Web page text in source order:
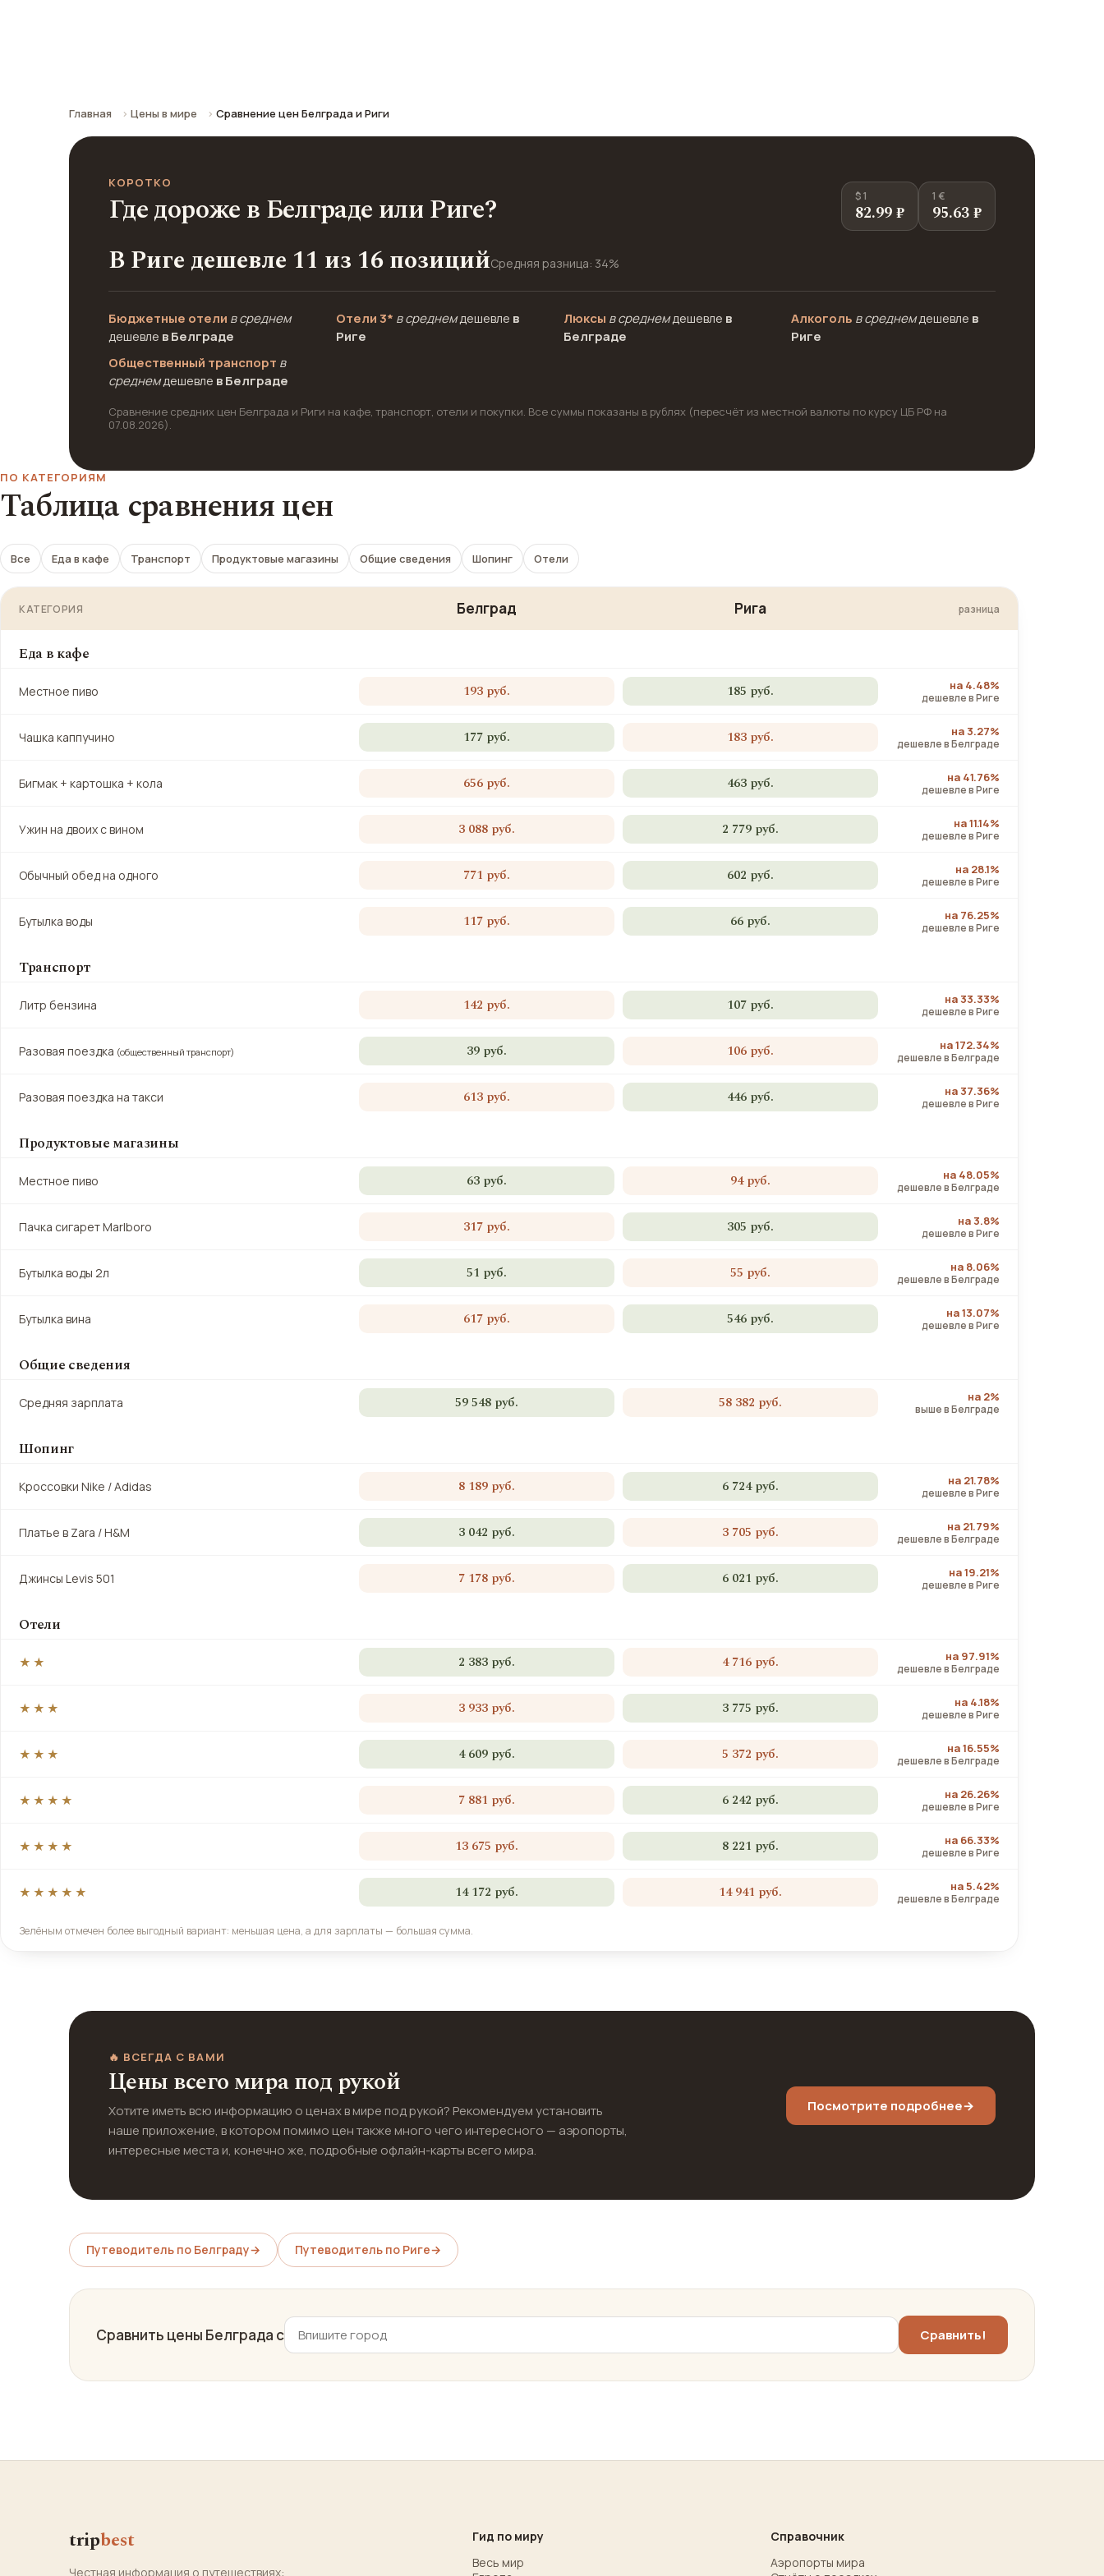
Главная Цены в мире Сравнение цен Белграда и Риги
КОРОТКО
Где дороже в Белграде или Риге? $ 1
82.99 ₽
1 €
95.63 ₽
В Риге дешевле 11 из 16 позицийСредняя разница: 34%
Бюджетные отели в среднем
дешевле в Белграде
Отели 3* в среднемдешевле в
Риге
Люксы в среднемдешевле в
Белграде
Алкоголь в среднемдешевле в
Риге
Общественный транспорт в
среднемдешевле в Белграде
Сравнение средних цен Белграда и Риги на кафе, транспорт, отели и покупки. Все суммы показаны в рублях (пересчёт из местной валюты по курсу ЦБ РФ на
07.08.2026).
ПО КАТЕГОРИЯМ
Таблица сравнения цен
Все Еда в кафе Транспорт Продуктовые магазины Общие сведения Шопинг Отели
КАТЕГОРИЯ Белград Рига разница
Еда в кафе
Местное пиво 193 руб. 185 руб. на 4.48%
дешевле в Риге
Чашка каппучино 177 руб. 183 руб. на 3.27%
дешевле в Белграде
Бигмак + картошка + кола 656 руб. 463 руб. на 41.76%
дешевле в Риге
Ужин на двоих с вином 3 088 руб. 2 779 руб. на 11.14%
дешевле в Риге
Обычный обед на одного 771 руб. 602 руб. на 28.1%
дешевле в Риге
Бутылка воды 117 руб. 66 руб. на 76.25%
дешевле в Риге
Транспорт
Литр бензина 142 руб. 107 руб. на 33.33%
дешевле в Риге
Разовая поездка (общественный транспорт) 39 руб. 106 руб. на 172.34%
дешевле в Белграде
Разовая поездка на такси 613 руб. 446 руб. на 37.36%
дешевле в Риге
Продуктовые магазины
Местное пиво 63 руб. 94 руб. на 48.05%
дешевле в Белграде
Пачка сигарет Marlboro 317 руб. 305 руб. на 3.8%
дешевле в Риге
Бутылка воды 2л 51 руб. 55 руб. на 8.06%
дешевле в Белграде
Бутылка вина 617 руб. 546 руб. на 13.07%
дешевле в Риге
Общие сведения
Средняя зарплата 59 548 руб. 58 382 руб. на 2%
выше в Белграде
Шопинг
Кроссовки Nike / Adidas 8 189 руб. 6 724 руб. на 21.78%
дешевле в Риге
Платье в Zara / H&M 3 042 руб. 3 705 руб. на 21.79%
дешевле в Белграде
Джинсы Levis 501 7 178 руб. 6 021 руб. на 19.21%
дешевле в Риге
Отели
★★ 2 383 руб. 4 716 руб. на 97.91%
дешевле в Белграде
★★★ 3 933 руб. 3 775 руб. на 4.18%
дешевле в Риге
★★★ 4 609 руб. 5 372 руб. на 16.55%
дешевле в Белграде
★★★★ 7 881 руб. 6 242 руб. на 26.26%
дешевле в Риге
★★★★ 13 675 руб. 8 221 руб. на 66.33%
дешевле в Риге
★★★★★ 14 172 руб. 14 941 руб. на 5.42%
дешевле в Белграде
Зелёным отмечен более выгодный вариант: меньшая цена, а для зарплаты — большая сумма.
🔥 ВСЕГДА С ВАМИ
Цены всего мира под рукой
Хотите иметь всю информацию о ценах в мире под рукой? Рекомендуем установить
наше приложение, в котором помимо цен также много чего интересного — аэропорты,
интересные места и, конечно же, подробные офлайн-карты всего мира.
Посмотрите подробнее→
Путеводитель по Белграду→ Путеводитель по Риге→
Сравнить цены Белграда с
tripbest
Честная информация о путешествиях:
Гид по миру
Весь мир
Справочник
Аэропорты мира